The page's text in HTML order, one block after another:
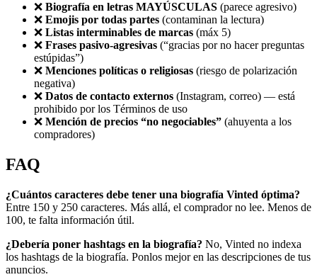
❌ Biografía en letras MAYÚSCULAS (parece agresivo)
❌ Emojis por todas partes (contaminan la lectura)
❌ Listas interminables de marcas (máx 5)
❌ Frases pasivo-agresivas (“gracias por no hacer preguntas
estúpidas”)
❌ Menciones políticas o religiosas (riesgo de polarización
negativa)
❌ Datos de contacto externos (Instagram, correo) — está
prohibido por los Términos de uso
❌ Mención de precios “no negociables” (ahuyenta a los
compradores)
FAQ
¿Cuántos caracteres debe tener una biografía Vinted óptima?
Entre 150 y 250 caracteres. Más allá, el comprador no lee. Menos de
100, te falta información útil.
¿Debería poner hashtags en la biografía? No, Vinted no indexa
los hashtags de la biografía. Ponlos mejor en las descripciones de tus
anuncios.